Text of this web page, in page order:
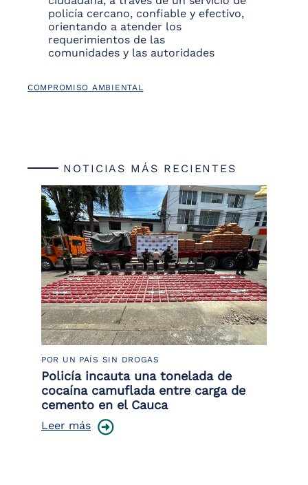
policía cercano, confiable y efectivo,
orientando a atender los
requerimientos de las
comunidades y las autoridades
COMPROMISO AMBIENTAL
NOTICIAS MÁS RECIENTES
POR UN PAÍS SIN DROGAS
Policía incauta una tonelada de
cocaína camuflada entre carga de
cemento en el Cauca
Leer más